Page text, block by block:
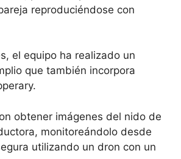
reproduciéndose con
el equipo ha realizado un
que también incorpora
obtener imágenes del nido de
monitoreándolo desde
utilizando un dron con un